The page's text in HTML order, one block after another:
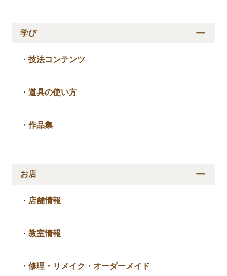
学び
・技法コンテンツ
・道具の使い方
・作品集
お店
・ 店舗情報
・教室情報
・修理・リメイク・ オーダーメイド